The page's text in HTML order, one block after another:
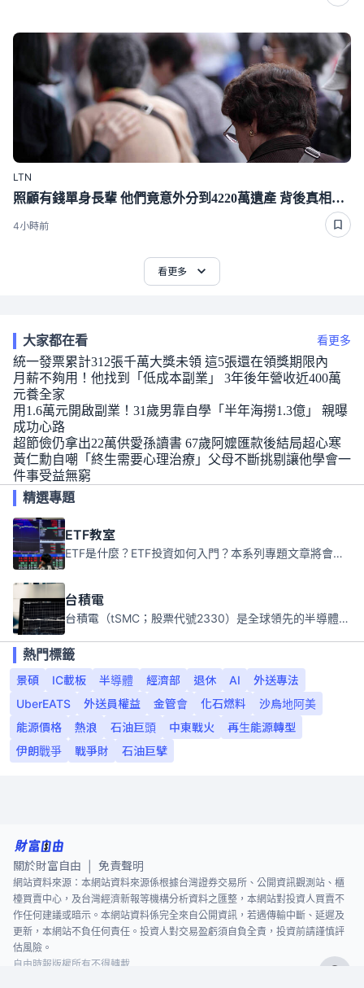
LTN
照顧有錢單身長輩 他們竟意外分到4220萬遺產 背後真相曝光了
4小時前
看更多
大家都在看 看更多
統一發票累計312張千萬大獎未領 這5張還在領獎期限內
月薪不夠用！他找到「低成本副業」 3年後年營收近400萬
元養全家
用1.6萬元開啟副業！31歲男靠自學「半年海撈1.3億」 親曝
成功心路
超節儉仍拿出22萬供愛孫讀書 67歲阿嬤匯款後結局超心寒
黃仁勳自嘲「終生需要心理治療」父母不斷挑剔讓他學會一
件事受益無窮
精選專題
ETF教室
ETF是什麼？ETF投資如何入門？本系列專題文章將會告訴你新手必須知道的ETF基礎知識。
台積電
台積電（tSMC；股票代號2330）是全球領先的半導體代工公司，成立於1987年，總部位於台灣新竹。且已於美國、日本、德國及中國設廠，台積電是全球首家專業積體電路製造服務公司，也是全球最先進和最大規模的半導體代工廠。
熱門標籤
景碩
IC載板 半導體 經濟部 退休 AI
外送專法
UberEATS
外送員權益 金管會 化石燃料
沙烏地阿美
能源價格
熱浪 石油巨頭 中東戰火
再生能源轉型
伊朗戰爭
戰爭財 石油巨擘
關於財富自由 免責聲明
網站資料來源：本網站資料來源係根據台灣證券交易所、公開資訊觀測站、櫃
檯買賣中心，及台灣經濟新報等機構分析資料之匯整，本網站對投資人買賣不
作任何建議或暗示。本網站資料係完全來自公開資訊，若遇傳輸中斷、延遲及
更新，本網站不負任何責任。投資人對交易盈虧須自負全責，投資前請謹慎評
估風險。
自由時報版權所有不得轉載